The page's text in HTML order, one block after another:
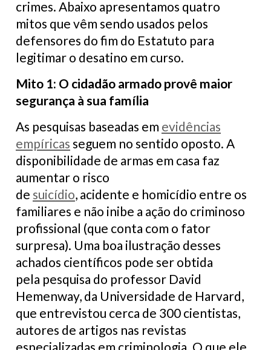
crimes. Abaixo apresentamos quatro
mitos que vêm sendo usados pelos
defensores do fim do Estatuto para
legitimar o desatino em curso.
Mito 1: O cidadão armado provê maior
segurança à sua família
As pesquisas baseadas em evidências
empíricas seguem no sentido oposto. A
disponibilidade de armas em casa faz
aumentar o risco
de suicídio, acidente e homicídio entre os
familiares e não inibe a ação do criminoso
profissional (que conta com o fator
surpresa). Uma boa ilustração desses
achados científicos pode ser obtida
pela pesquisa do professor David
Hemenway, da Universidade de Harvard,
que entrevistou cerca de 300 cientistas,
autores de artigos nas revistas
especializadas em criminologia. O que ele